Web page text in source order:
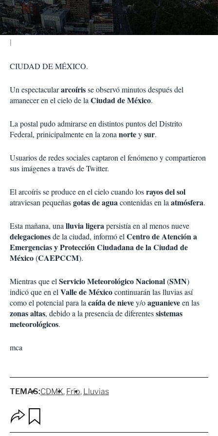
i
r
CIUDAD DE MÉXICO.
Un espectaculararcoírisse observó minutos después del
amanecer en el cielo de la Ciudad de México.
La postal pudo admirarse en distintos puntos del Distrito
Federal, prinicipalmente en la zona norteysur.
Usuarios de redes sociales captaron el fenómeno y compartieron
sus imágenes a través de Twitter.
El arcoíris se produce en el cielo cuando losrayos del sol
atraviesan pequeñasgotas de aguacontenidas en la atmósfera.
Esta mañana, una lluvia ligerapersistía en al menos nueve
delegacionesde la ciudad, informó el Centro de Atención a
Emergencias y Protección Ciudadana de la Ciudad de
México(CAEPCCM).
Mientras que el Servicio Meteorológico Nacional(SMN)
indicó que en el Valle de Méxicocontinuarán las lluvias así
como el potencial para la caída de nievey/oaguanieveen las
zonas altas, debido a la presencia de diferentessistemas
meteorológicos.
mca
TEMAS:CDMX Frío Lluvias
p